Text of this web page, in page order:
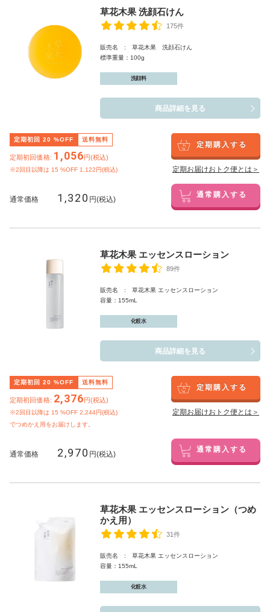
草花木果 洗顔石けん
175件
販売名 : 草花木果 洗顔石けん
標準重量：100g
洗顔料
商品詳細を見る
定期初回 20 %OFF 送料無料
定期初回価格: 1,056円(税込)
※2回目以降は 15 %OFF 1,122円(税込)
定期購入する
定期お届けおトク便とは＞
通常価格 1,320 円(税込) 通常購入する
草花木果 エッセンスローション
89件
販売名 : 草花木果 エッセンスローション
容量：155mL
化粧水
商品詳細を見る
定期初回 20 %OFF 送料無料
定期初回価格: 2,376円(税込)
※2回目以降は 15 %OFF 2,244円(税込)
でつめかえ用をお届けします。
定期購入する
定期お届けおトク便とは＞
通常価格 2,970 円(税込) 通常購入する
草花木果 エッセンスローション（つめ
かえ用）
31件
販売名 : 草花木果 エッセンスローション
容量：155mL
化粧水